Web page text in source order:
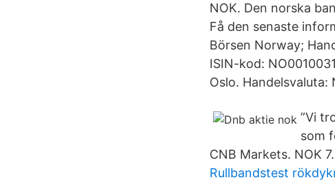
NOK. Den norska
Få den senaste
Börsen Norway;
ISIN-kod:
Oslo. Handelsvaluta:
”Vi
som
CNB Markets. NOK
Rullbandstest